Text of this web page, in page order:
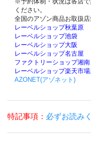
ください。
全国のアゾン商品お取扱
レーベルショップ秋葉原
レーベルショップ池袋
レーベルショップ大阪
レーベルショップ名古屋
ファクトリーショップ湘南
レーベルショップ楽天市
AZONET(アゾネット)
特記事項： 必ずお読み